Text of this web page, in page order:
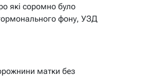
які соромно було
фону, УЗД
матки без